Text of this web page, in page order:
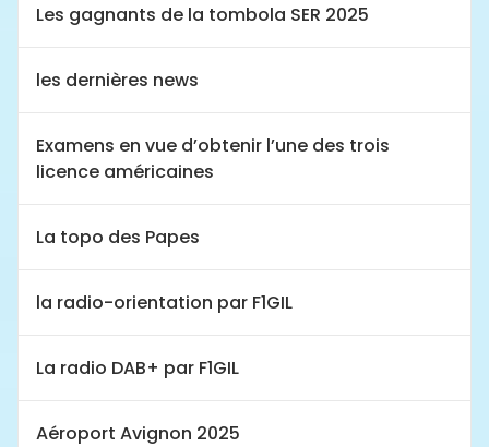
Les gagnants de la tombola SER 2025
les dernières news
Examens en vue d’obtenir l’une des trois
licence américaines
La topo des Papes
la radio-orientation par F1GIL
La radio DAB+ par F1GIL
Aéroport Avignon 2025